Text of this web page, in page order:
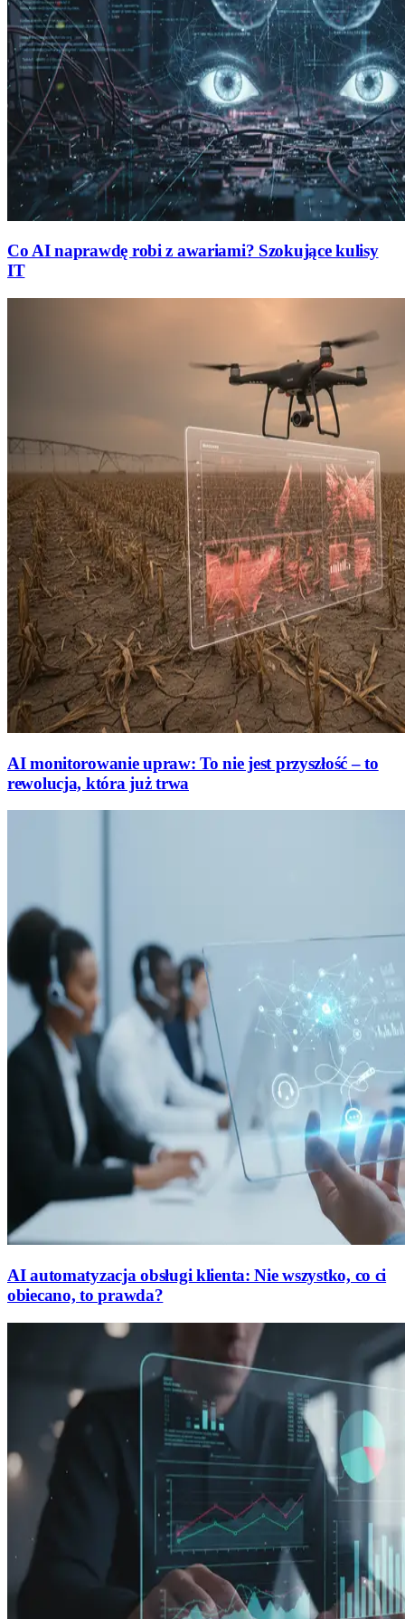
Co AI naprawdę robi z awariami? Szokujące kulisy
IT
AI monitorowanie upraw: To nie jest przyszłość – to
rewolucja, która już trwa
AI automatyzacja obsługi klienta: Nie wszystko, co ci
obiecano, to prawda?